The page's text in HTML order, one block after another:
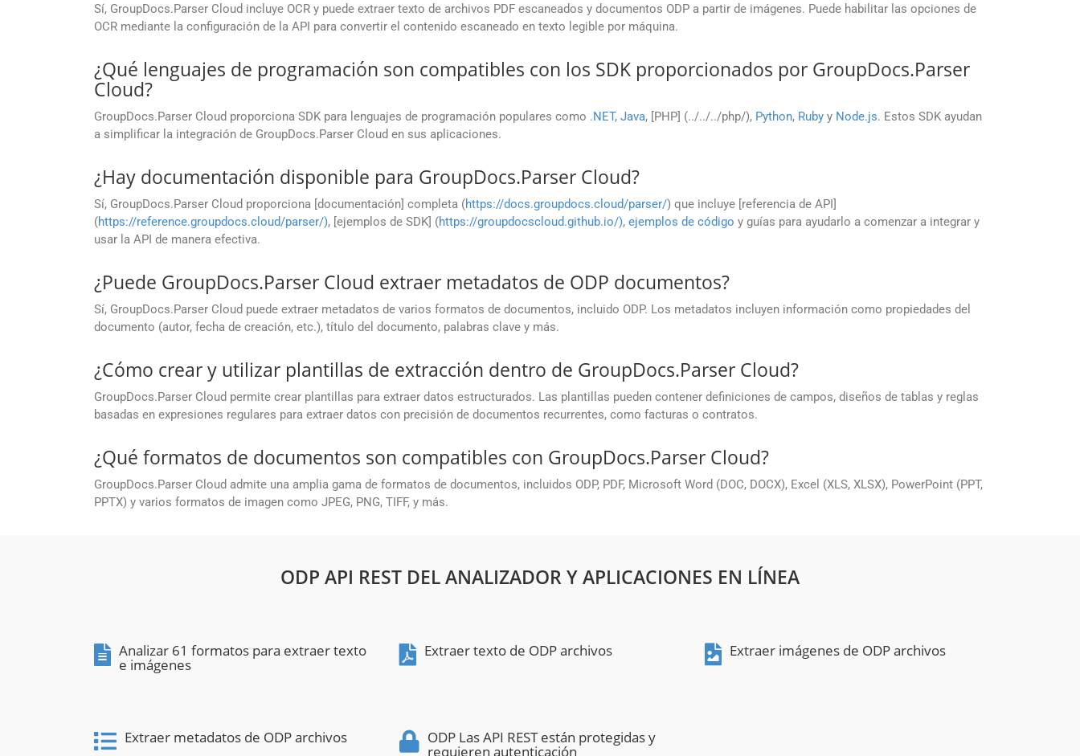
Sí, GroupDocs.Parser Cloud incluye OCR y puede extraer texto de archivos PDF escaneados y documentos ODP a partir de imágenes. Puede habilitar las opciones de
OCR mediante la configuración de la API para convertir el contenido escaneado en texto legible por máquina.
¿Qué lenguajes de programación son compatibles con los SDK proporcionados por GroupDocs.Parser
Cloud?
GroupDocs.Parser Cloud proporciona SDK para lenguajes de programación populares como .NET, Java, [PHP] (../../../php/), Python, Ruby y Node.js. Estos SDK ayudan
a simplificar la integración de GroupDocs.Parser Cloud en sus aplicaciones.
¿Hay documentación disponible para GroupDocs.Parser Cloud?
Sí, GroupDocs.Parser Cloud proporciona [documentación] completa (https://docs.groupdocs.cloud/parser/) que incluye [referencia de API]
(https://reference.groupdocs.cloud/parser/), [ejemplos de SDK] (https://groupdocscloud.github.io/), ejemplos de código y guías para ayudarlo a comenzar a integrar y
usar la API de manera efectiva.
¿Puede GroupDocs.Parser Cloud extraer metadatos de ODP documentos?
Sí, GroupDocs.Parser Cloud puede extraer metadatos de varios formatos de documentos, incluido ODP. Los metadatos incluyen información como propiedades del
documento (autor, fecha de creación, etc.), título del documento, palabras clave y más.
¿Cómo crear y utilizar plantillas de extracción dentro de GroupDocs.Parser Cloud?
GroupDocs.Parser Cloud permite crear plantillas para extraer datos estructurados. Las plantillas pueden contener definiciones de campos, diseños de tablas y reglas
basadas en expresiones regulares para extraer datos con precisión de documentos recurrentes, como facturas o contratos.
¿Qué formatos de documentos son compatibles con GroupDocs.Parser Cloud?
GroupDocs.Parser Cloud admite una amplia gama de formatos de documentos, incluidos ODP, PDF, Microsoft Word (DOC, DOCX), Excel (XLS, XLSX), PowerPoint (PPT,
PPTX) y varios formatos de imagen como JPEG, PNG, TIFF, y más.
ODP API REST DEL ANALIZADOR Y APLICACIONES EN LÍNEA
Analizar 61 formatos para extraer texto
e imágenes
Extraer texto de ODP archivos Extraer imágenes de ODP archivos
Extraer metadatos de ODP archivos ODP Las API REST están protegidas y
requieren autenticación